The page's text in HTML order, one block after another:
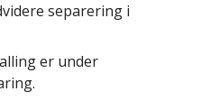
separering i
er under